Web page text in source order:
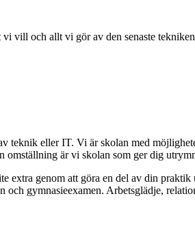
vill och allt vi gör av den senaste
teknik eller IT. Vi är skolan med
är vi skolan som ger dig
extra genom att göra en del av din
och gymnasieexamen. Arbetsglädje,